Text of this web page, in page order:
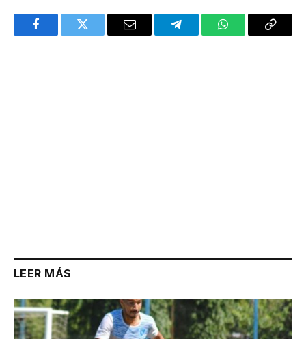
FacebookTwitter Email TelegramWhatsAppCopy
LEER MÁS